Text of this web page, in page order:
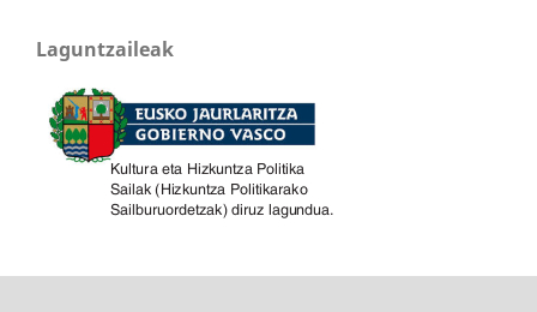
Laguntzaileak